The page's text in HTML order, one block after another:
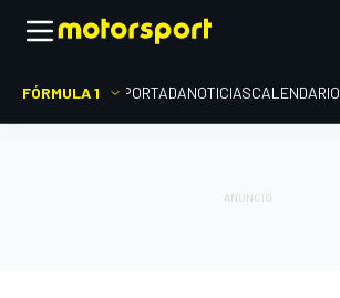
FÓRMULA 1 PORTADANOTICIASCALENDARIO